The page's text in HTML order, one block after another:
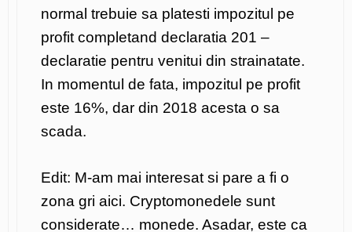
normal trebuie sa platesti impozitul pe
profit completand declaratia 201 –
declaratie pentru venitui din strainatate.
In momentul de fata, impozitul pe profit
este 16%, dar din 2018 acesta o sa
scada.
Edit: M-am mai interesat si pare a fi o
zona gri aici. Cryptomonedele sunt
considerate… monede. Asadar, este ca